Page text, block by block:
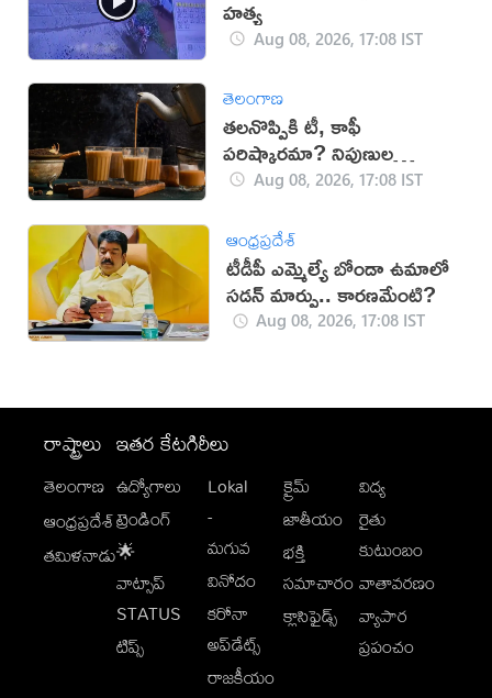
హత్య
Aug 08, 2026, 17:08 IST
తెలంగాణ
తలనొప్పికి టీ, కాఫీ
పరిష్కారమా? నిపుణుల
సూచనలు ఇవే!
Aug 08, 2026, 17:08 IST
ఆంధ్రప్రదేశ్
టీడీపీ ఎమ్మెల్యే బోండా ఉమాలో
సడన్‌ మార్పు.. కారణమేంటి?
Aug 08, 2026, 17:08 IST
రాష్ట్రాలు
తెలంగాణ
ఆంధ్రప్రదేశ్
తమిళనాడు
ఇతర కేటగిరీలు
ఉద్యోగాలు
ట్రెండింగ్
🌟
వాట్సాప్
STATUS
టిప్స్
Lokal
-
మగువ
వినోదం
కరోనా
అప్‌డేట్స్
రాజకీయం
క్రైమ్
జాతీయం
భక్తి
సమాచారం
క్లాసిఫైడ్స్
విద్య
రైతు
కుటుంబం
వాతావరణం
వ్యాపార
ప్రపంచం